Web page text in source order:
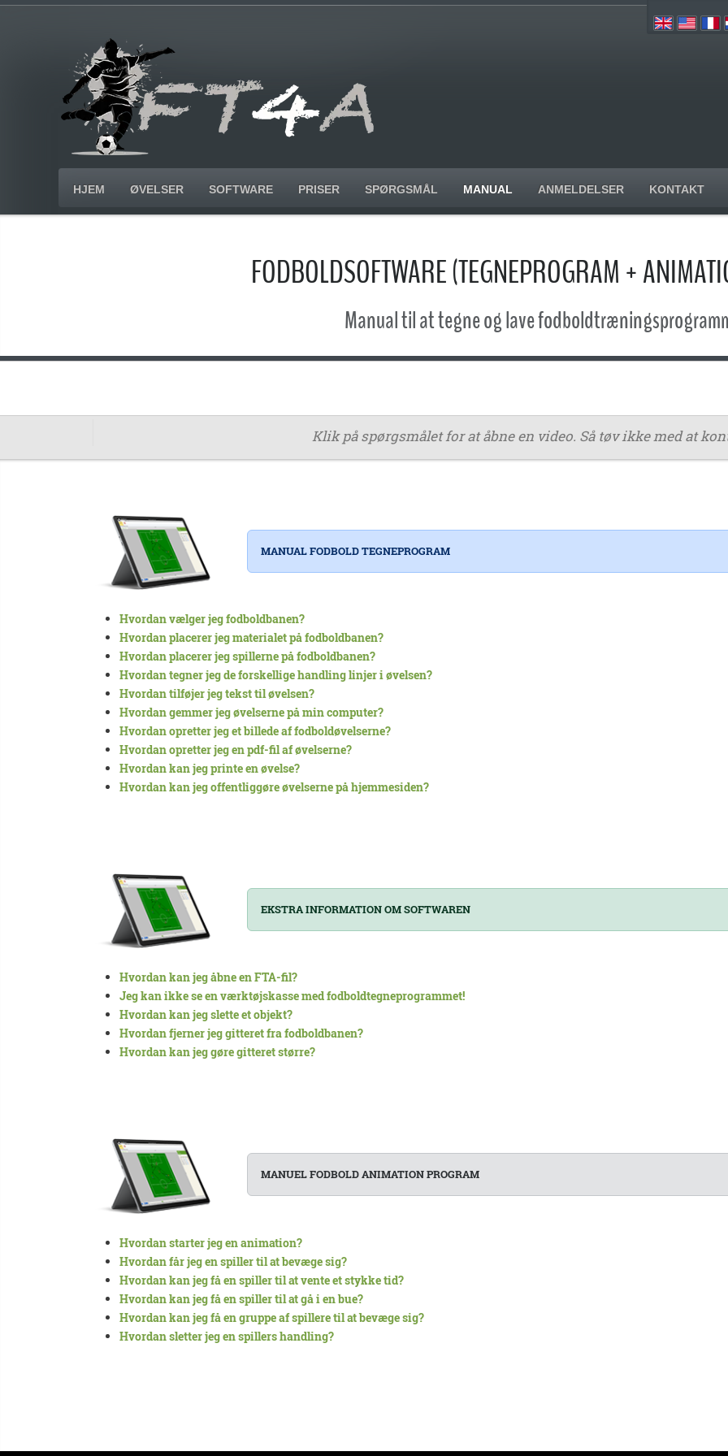
HJEM ØVELSER SOFTWARE PRISER SPØRGSMÅL MANUAL ANMELDELSER KONTAKT
FODBOLDSOFTWARE (TEGNEPROGRAM +
Manual til at tegne og lave
Klik på spørgsmålet for at åbne en video. Så tøv ikke med at
MANUAL FODBOLD TEGNEPROGRAM
Hvordan vælger jeg fodboldbanen?
Hvordan placerer jeg materialet på fodboldbanen?
Hvordan placerer jeg spillerne på fodboldbanen?
Hvordan tegner jeg de forskellige handling linjer i øvelsen?
Hvordan tilføjer jeg tekst til øvelsen?
Hvordan gemmer jeg øvelserne på min computer?
Hvordan opretter jeg et billede af fodboldøvelserne?
Hvordan opretter jeg en pdf-fil af øvelserne?
Hvordan kan jeg printe en øvelse?
Hvordan kan jeg offentliggøre øvelserne på hjemmesiden?
EKSTRA INFORMATION OM SOFTWAREN
Hvordan kan jeg åbne en FTA-fil?
Jeg kan ikke se en værktøjskasse med fodboldtegneprogrammet!
Hvordan kan jeg slette et objekt?
Hvordan fjerner jeg gitteret fra fodboldbanen?
Hvordan kan jeg gøre gitteret større?
MANUEL FODBOLD ANIMATION PROGRAM
Hvordan starter jeg en animation?
Hvordan får jeg en spiller til at bevæge sig?
Hvordan kan jeg få en spiller til at vente et stykke tid?
Hvordan kan jeg få en spiller til at gå i en bue?
Hvordan kan jeg få en gruppe af spillere til at bevæge sig?
Hvordan sletter jeg en spillers handling?